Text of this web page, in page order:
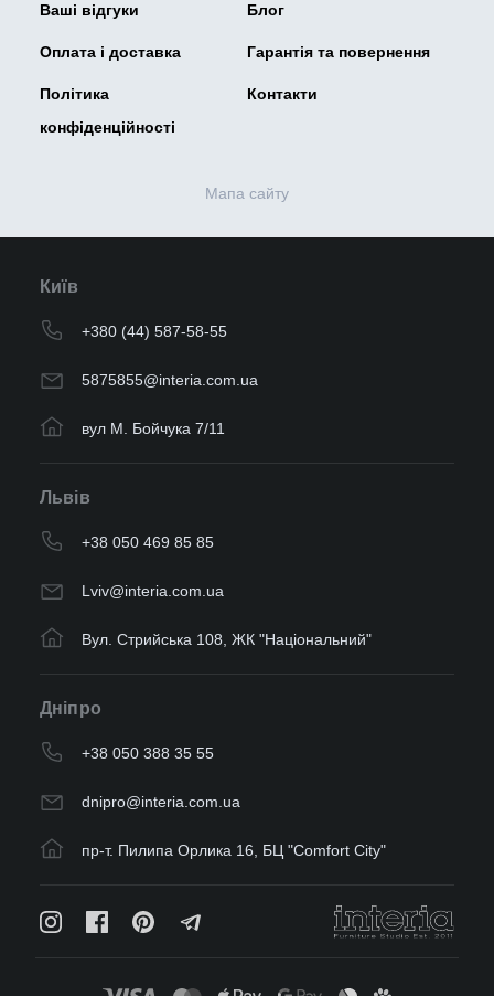
Ваші відгуки Блог
Оплата і доставка Гарантія та повернення
Політика
конфіденційності
Контакти
Мапа сайту
Київ
+380 (44) 587-58-55
5875855@interia.com.ua
вул М. Бойчука 7/11
Львів
+38 050 469 85 85
Lviv@interia.com.ua
Вул. Стрийська 108, ЖК "Національний"
Дніпро
+38 050 388 35 55
dnipro@interia.com.ua
пр-т. Пилипа Орлика 16, БЦ "Comfort City"